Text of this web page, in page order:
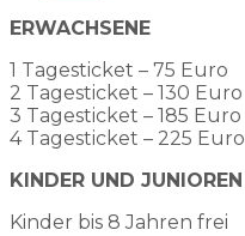
ERWACHSENE
1 Tagesticket – 75 Euro
2 Tagesticket – 130 Euro
3 Tagesticket – 185 Euro
4 Tagesticket – 225 Euro
KINDER UND JUNIOREN
Kinder bis 8 Jahren frei